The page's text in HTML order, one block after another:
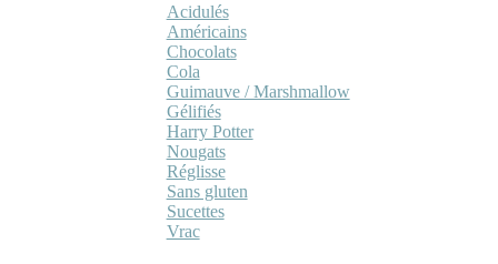
Acidulés
Américains
Chocolats
Cola
Guimauve / Marshmallow
Gélifiés
Harry Potter
Nougats
Réglisse
Sans gluten
Sucettes
Vrac